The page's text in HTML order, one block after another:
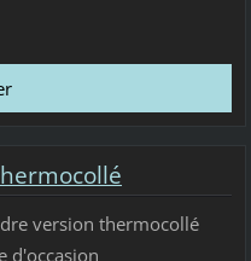
version thermocollé
d'occasion